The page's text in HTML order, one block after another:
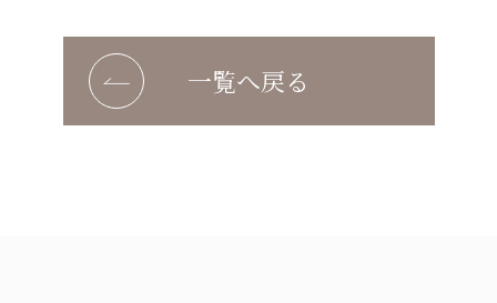
一覧へ戻る